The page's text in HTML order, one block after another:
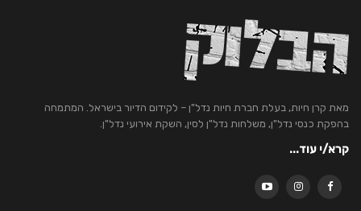
מאת קרן חיות, בעלת חברת חיות נדל"ן – לקידום הדיור בישראל. המתמחה
בהפקת כנסי נדל"ן, משלחות נדל"ן לסין, השקת אירועי נדל"ן.
קרא/י עוד...